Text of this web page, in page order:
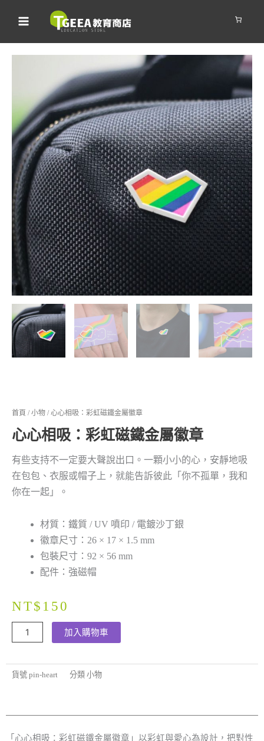
首頁 / 小物 / 心心相吸：彩虹磁鐵金屬徽章
心心相吸：彩虹磁鐵金屬徽章
有些支持不一定要大聲說出口。一顆小小的心，安靜地吸
在包包、衣服或帽子上，就能告訴彼此「你不孤單，我和
你在一起」。
材質：鐵質 / UV 噴印 / 電鍍沙丁銀
徽章尺寸：26 × 17 × 1.5 mm
包裝尺寸：92 × 56 mm
配件：強磁帽
NT$ 150
心
吸：
加入購物車
貨號 pin-heart 分類 小物
「心心相吸：彩虹磁鐵金屬徽章」以彩虹與愛心為設計，把對性